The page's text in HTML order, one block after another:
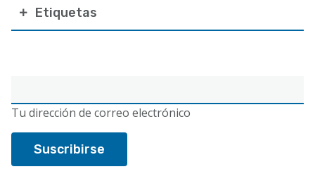
electrónico
Tu dirección de correo electrónico
Etiquetas